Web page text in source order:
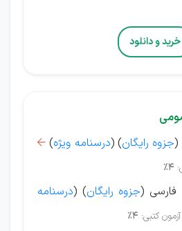
خرید و دانلود
(جزوه رایگان) (درسنامه ویژه)

4%
فارسی (جزوه رایگان) (درسنامه
کتبی: 4%